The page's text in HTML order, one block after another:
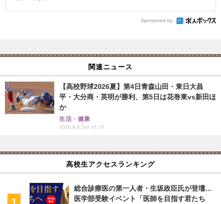
Sponsored by
関連ニュース
【高校野球2026夏】第4日青森山田・東日大昌
平・大分商・英明が勝利、第5日は花巻東vs新田ほ
か
生活・健康
2026.8.8 Sat 15:15
高校生アクセスランキング
総合診療医の第一人者・生坂政臣氏が登壇…
医学部受験イベント「医師を目指す君たち